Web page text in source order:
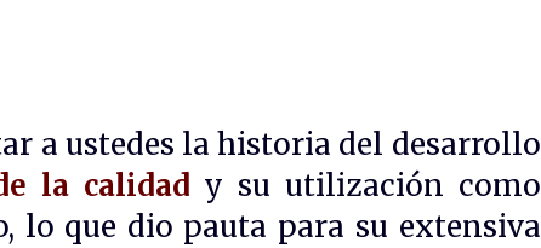
a ustedes la historia del desarrollo
la calidad y su utilización como
lo que dio pauta para su extensiva